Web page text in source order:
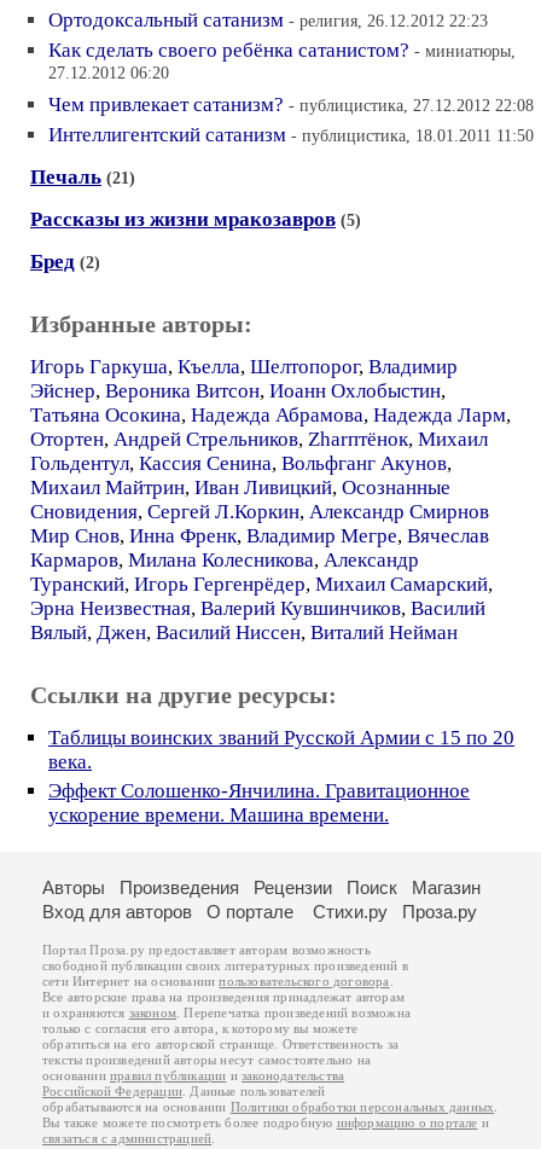
Ортодоксальный сатанизм - религия, 26.12.2012 22:23
Как сделать своего ребёнка сатанистом? - миниатюры,
27.12.2012 06:20
Чем привлекает сатанизм? - публицистика, 27.12.2012 22:08
Интеллигентский сатанизм - публицистика, 18.01.2011 11:50
Печаль (21)
Рассказы из жизни мракозавров (5)
Бред (2)
Избранные авторы:
Игорь Гаркуша, Къелла, Шелтопорог, Владимир
Эйснер, Вероника Витсон, Иоанн Охлобыстин,
Татьяна Осокина, Надежда Абрамова, Надежда Ларм,
Отортен, Андрей Стрельников, Zharптёнок, Михаил
Гольдентул, Кассия Сенина, Вольфганг Акунов,
Михаил Майтрин, Иван Ливицкий, Осознанные
Сновидения, Сергей Л.Коркин, Александр Смирнов
Мир Снов, Инна Френк, Владимир Мегре, Вячеслав
Кармаров, Милана Колесникова, Александр
Туранский, Игорь Гергенрёдер, Михаил Самарский,
Эрна Неизвестная, Валерий Кувшинчиков, Василий
Вялый, Джен, Василий Ниссен, Виталий Нейман
Ссылки на другие ресурсы:
Таблицы воинских званий Русской Армии c 15 по 20
века.
Эффект Солошенко-Янчилина. Гравитационное
ускорение времени. Машина времени.
Авторы Произведения Рецензии Поиск
Магазин
Вход для авторов
О портале Стихи.ру Проза.ру
Портал Проза.ру предоставляет авторам возможность
свободной публикации своих литературных произведений в
сети Интернет на основаниипользовательского договора
Все авторские права на произведения принадлежат авторам
и охраняются законом . Перепечатка произведений возможна
только с согласия его автора, к которому вы можете
обратиться на его авторской странице. Ответственность за
тексты произведений авторы несут самостоятельно на
основанииправил публикации изаконодательства
Российской Федерации . Данные пользователей
обрабатываются на основании Политики обработки персональных данных
Вы также можете посмотреть более подробную информацию о портале и
связаться с администрацией